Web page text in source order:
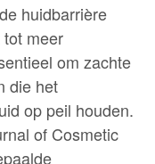
huidbarrière
meer
om zachte
die het
op peil houden.
of Cosmetic